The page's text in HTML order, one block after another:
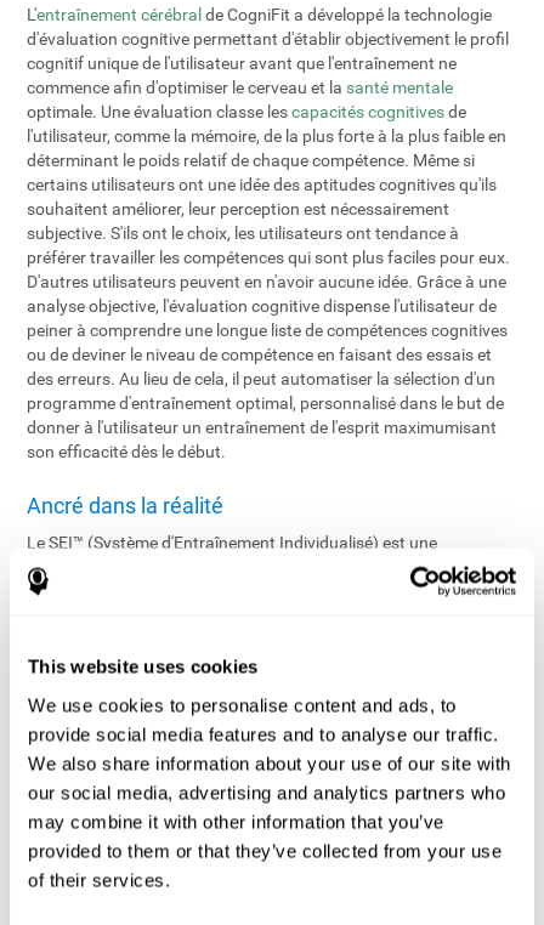
This website uses cookies
We use cookies to personalise content and ads, to
provide social media features and to analyse our traffic.
We also share information about your use of our site with
our social media, advertising and analytics partners who
may combine it with other information that you’ve
provided to them or that they’ve collected from your use
of their services.
L'entraînement cérébral de CogniFit a développé la technologie
d'évaluation cognitive permettant d'établir objectivement le profil
cognitif unique de l'utilisateur avant que l'entraînement ne
commence afin d'optimiser le cerveau et la santé mentale
optimale. Une évaluation classe lescapacités cognitivesde
l'utilisateur, comme la mémoire, de la plus forte à la plus faible en
déterminant le poids relatif de chaque compétence. Même si
certains utilisateurs ont une idée des aptitudes cognitives qu'ils
souhaitent améliorer, leur perception est nécessairement
subjective. S'ils ont le choix, les utilisateurs ont tendance à
préférer travailler les compétences qui sont plus faciles pour eux.
D'autres utilisateurs peuvent en n'avoir aucune idée. Grâce à une
analyse objective, l'évaluation cognitive dispense l'utilisateur de
peiner à comprendre une longue liste de compétences cognitives
ou de deviner le niveau de compétence en faisant des essais et
des erreurs. Au lieu de cela, il peut automatiser la sélection d'un
programme d'entraînement optimal, personnalisé dans le but de
donner à l'utilisateur un entraînement de l'esprit maximumisant
son efficacité dès le début.
Ancré dans la réalité
Le SEI™ (Système d'Entraînement Individualisé) est une
application brevetée et technologiquement avancée en temps
réel, qui gère le programme d'entraînement de chaque utilisateur.
d'entraînement individualisé proposant un équilibre optimal entre
de l'utilisateur en vue d'assurer le développement cognitif. En
cours, le SEI™ assure une efficacité maximale d'entraînement en
surveillant continuellement la performance de l'utilisateur et en
ajustant les tâches en temps réel.
L'entraînement individualisé rendu possible
Le SEI™ offre un réglage bi-directionnel pointu au niveau du défi